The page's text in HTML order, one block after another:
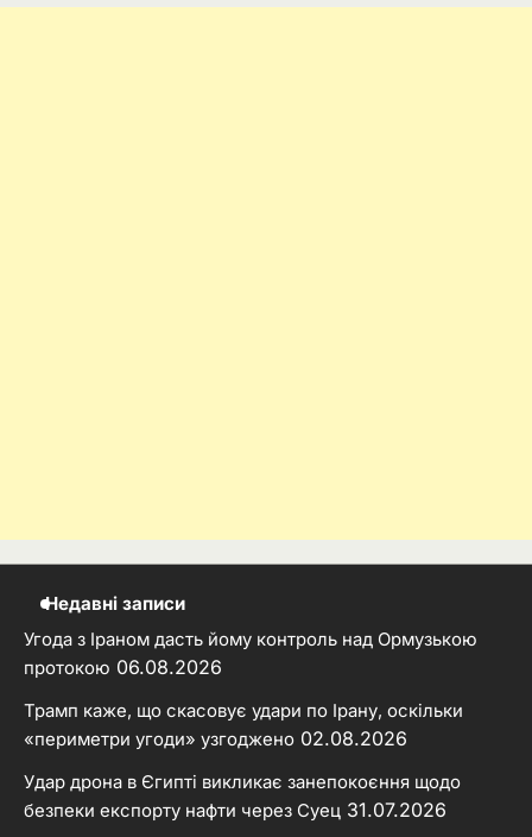
Недавні записи
Угода з Іраном дасть йому контроль над Ормузькою
протокою 06.08.2026
Трамп каже, що скасовує удари по Ірану, оскільки
«периметри угоди» узгоджено 02.08.2026
Удар дрона в Єгипті викликає занепокоєння щодо
безпеки експорту нафти через Суец 31.07.2026